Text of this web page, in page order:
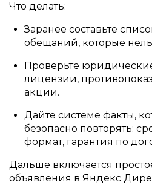
Что делать:
Заранее составьте
обещаний, которые
Проверьте
лицензии,
акции.
Дайте системе факты,
безопасно повторять:
формат, гарантия по
Дальше включается
объявления в Яндекс